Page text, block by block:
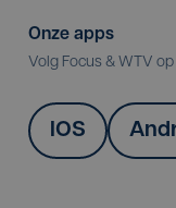
Onze apps
Volg Focus & WTV
IOS